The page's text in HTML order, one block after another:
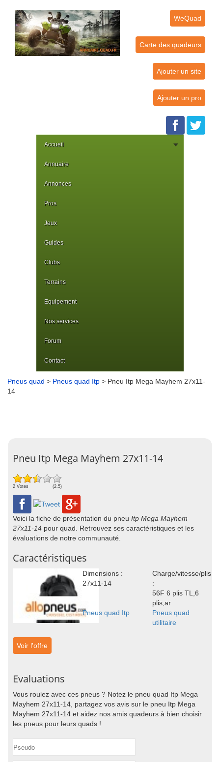
WeQuad
Carte des quadeurs
Ajouter un site
Ajouter un pro
Accueil
Annuaire
Annonces
Pros
Jeux
Guides
Clubs
Terrains
Equipement
Nos services
Forum
Contact
Pneus quad > Pneus quad Itp > Pneu Itp Mega Mayhem 27x11-
14
Pneu Itp Mega Mayhem 27x11-14
2 Votes (2.5)
Voici la fiche de présentation du pneu Itp Mega Mayhem
27x11-14 pour quad. Retrouvez ses caractéristiques et les
évaluations de notre communauté.
Caractéristiques
Dimensions :
27x11-14
Charge/vitesse/plis
:
56F 6 plis TL,6
plis,ar
Pneus quad Itp
Pneus quad
utilitaire
Voir l'offre
Evaluations
Vous roulez avec ces pneus ? Notez le pneu quad Itp Mega
Mayhem 27x11-14, partagez vos avis sur le pneu Itp Mega
Mayhem 27x11-14 et aidez nos amis quadeurs à bien choisir
les pneus pour leurs quads !